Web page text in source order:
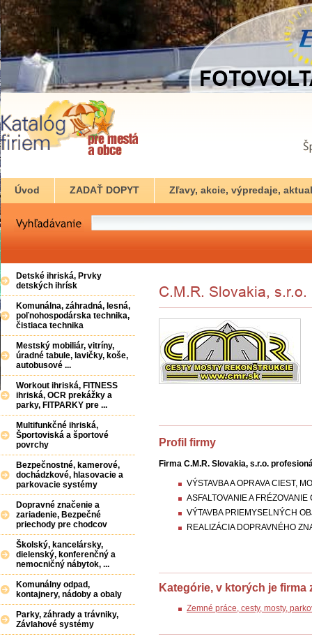
Úvod ZADAŤ DOPYT Zľavy, akcie, výpredaje,
Profil firmy
Firma C.M.R. Slovakia, s.r.o.
VÝSTAVBA A OPRAVA CIEST,
ASFALTOVANIE A FRÉZOVANIE
VÝTAVBA PRIEMYSELNÝCH
REALIZÁCIA DOPRAVNÉHO
Kategórie, v ktorých je firma
Zemné práce, cesty, mosty,
Detské ihriská, Prvky
detských ihrísk
Komunálna, záhradná, lesná,
poľnohospodárska technika,
čistiaca technika
Mestský mobiliár, vitríny,
úradné tabule, lavičky, koše,
autobusové ...
Workout ihriská, FITNESS
ihriská, OCR prekážky a
parky, FITPARKY pre ...
Multifunkčné ihriská,
Športoviská a športové
povrchy
Bezpečnostné, kamerové,
dochádzkové, hlasovacie a
parkovacie systémy
Dopravné značenie a
zariadenie, Bezpečné
priechody pre chodcov
Školský, kancelársky,
dielenský, konferenčný a
nemocničný nábytok, ...
Komunálny odpad,
kontajnery, nádoby a obaly
Parky, záhrady a trávniky,
Závlahové systémy